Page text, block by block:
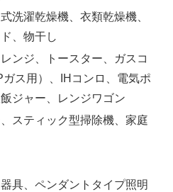
洗濯乾燥機、衣類乾燥機、
、物干し
ンジ、トースター、ガスコ
ス用）、IHコンロ、電気ポ
ジャー、レンジワゴン
スティック型掃除機、家庭
具、ペンダントタイプ照明